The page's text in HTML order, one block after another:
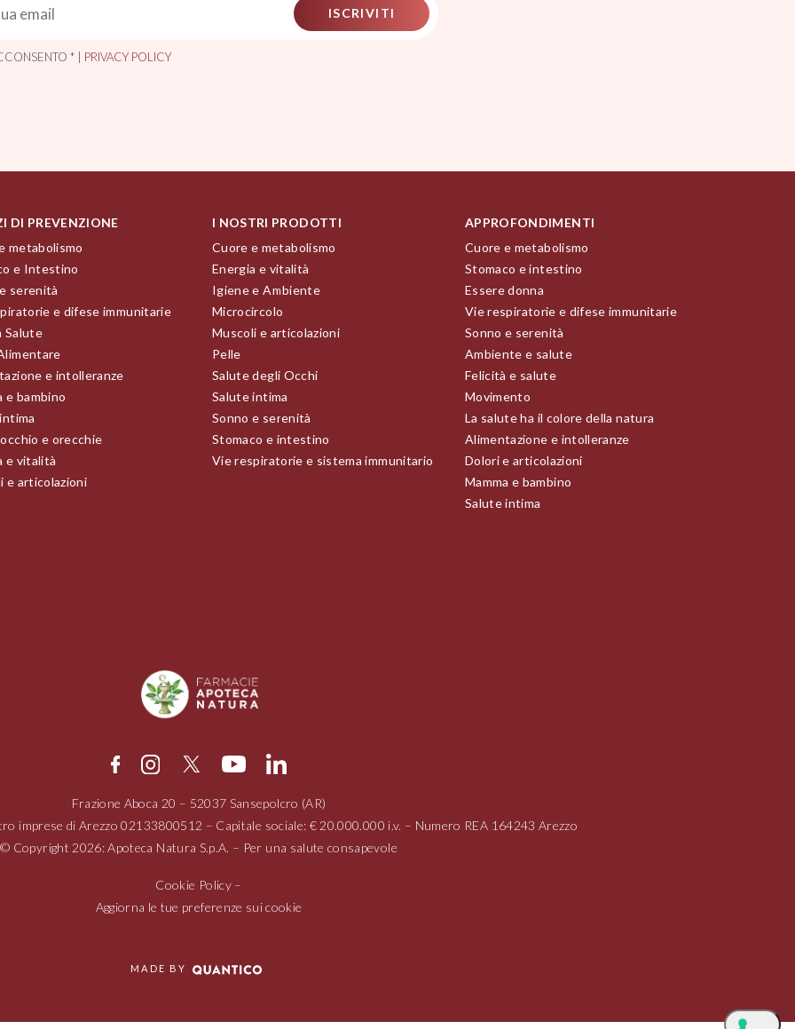
ISCRIVITI
* | PRIVACY POLICY
DI PREVENZIONE
metabolismo
e Intestino
serenità
e difese immunitarie
Salute
e intolleranze
e bambino
e orecchie
e vitalità
e articolazioni
I NOSTRI PRODOTTI
Cuore e metabolismo
Energia e vitalità
Igiene e Ambiente
Microcircolo
Muscoli e articolazioni
Pelle
Salute degli Occhi
Salute intima
Sonno e serenità
Stomaco e intestino
Vie respiratorie e sistema immunitario
APPROFONDIMENTI
Cuore e metabolismo
Stomaco e intestino
Essere donna
Vie respiratorie e difese immunitarie
Sonno e serenità
Ambiente e salute
Felicità e salute
Movimento
La salute ha il colore della natura
Alimentazione e intolleranze
Dolori e articolazioni
Mamma e bambino
Salute intima
Frazione Aboca 20 – 52037 Sansepolcro (AR)
imprese di Arezzo02133800512 – Capitale sociale: € 20.000.000 i.v. – Numero REA 164243 Arezzo
© Copyright 2026: Apoteca Natura S.p.A. – Per una salute consapevole
Cookie Policy–
Aggiorna le tue preferenze sui cookie
MADE BY